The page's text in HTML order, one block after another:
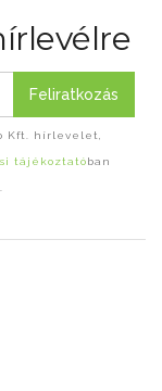
Feliratkozás
Kft. hírlevelet,
tájékoztatóban